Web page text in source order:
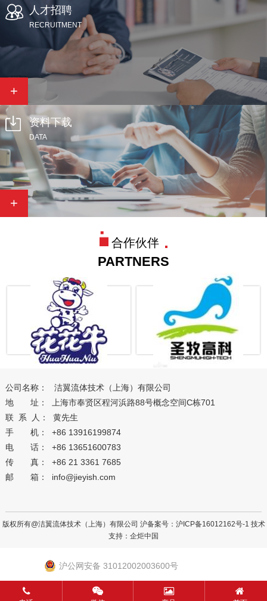
人才招聘
RECRUITMENT
+
资料下载
DATA
+
合作伙伴
PARTNERS
公司名称： 洁翼流体技术（上海）有限公司
地 址： 上海市奉贤区程河浜路88号概念空间C栋701
联 系 人： 黄先生
手 机： +86 13916199874
电 话： +86 13651600783
传 真： +86 21 3361 7685
邮 箱： info@jieyish.com
版权所有@洁翼流体技术（上海）有限公司 沪备案号： 沪ICP备16012162号-1 技术
支持： 企炬中国
沪公网安备 31012002003600号